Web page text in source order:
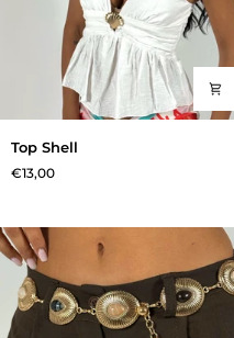
Shell
Top Shell
€13,00